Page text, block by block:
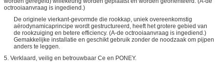
octrooiaanvraag is ingediend.)
De originele vierkant-gevormde die rookkap, uniek overeenkomstig
aërodynamicaprincipe wordt gestructureerd, heeft het grotere gebied van
de rookzuiging en betere efficiency. (A-de octrooiaanvraag is ingediend.)
Gemakkelijke installatie en geschikt gebruik zonder de noodzaak om pijpen
anders te leggen.
5. Verklaard, veilig en betrouwbaar Ce en PONEY.